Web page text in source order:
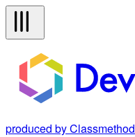
produced by Classmethod